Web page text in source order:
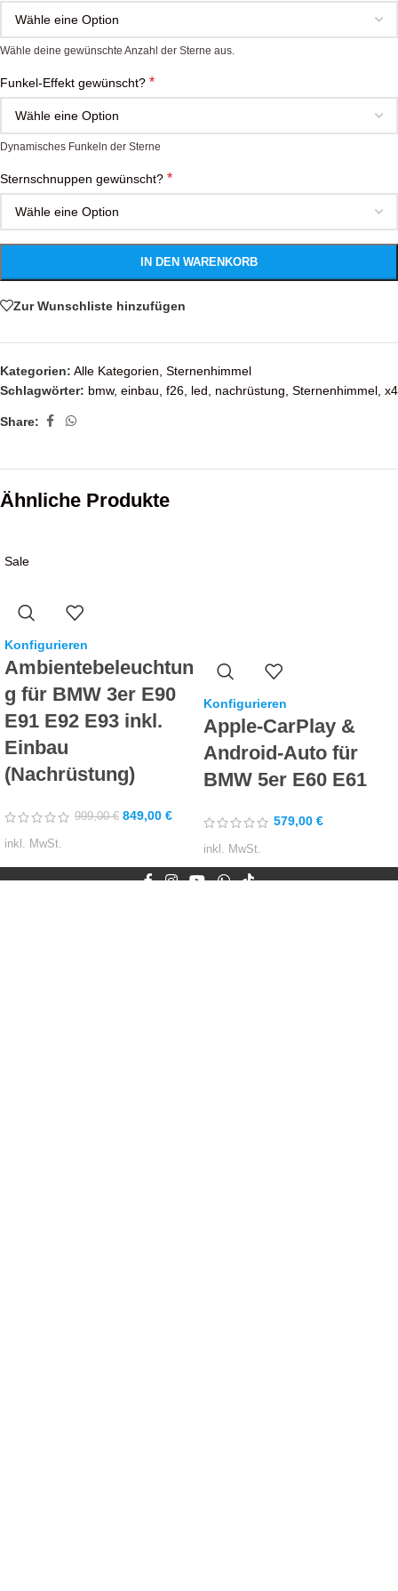
Wähle deine gewünschte Anzahl der Sterne aus.
Funkel-Effekt gewünscht? *
Dynamisches Funkeln der Sterne
Sternschnuppen gewünscht? *
IN DEN WARENKORB
Zur Wunschliste hinzufügen
Kategorien: Alle Kategorien, Sternenhimmel
Schlagwörter: bmw, einbau, f26, led, nachrüstung, Sternenhimmel, x4
Share:
Ähnliche Produkte
Sale
Konfigurieren
Ambientebeleuchtun
g für BMW 3er E90
E91 E92 E93 inkl.
Einbau
(Nachrüstung)
999,00€ 849,00 €
inkl. MwSt.
Konfigurieren
Apple-CarPlay &
Android-Auto für
BMW 5er E60 E61
579,00 €
inkl. MwSt.